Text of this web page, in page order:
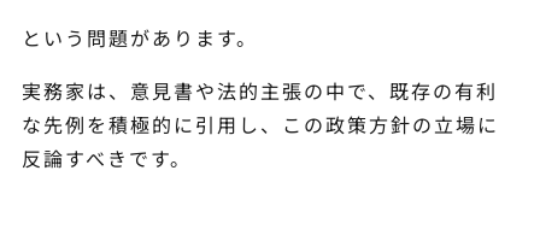
という問題があります。
実務家は、意見書や法的主張の中で、既存の有利
な先例を積極的に引用し、この政策方針の立場に
反論すべきです。